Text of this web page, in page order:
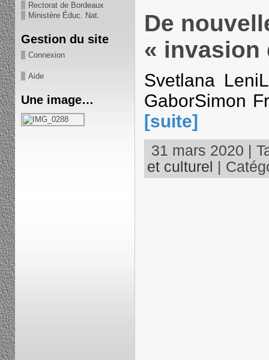
Rectorat de Bordeaux
Ministère Éduc. Nat.
Gestion du site
Connexion
Aide
Une image…
De
« invasion
Svetlana
GaborSimon
[suite]
31 mars 2020 |
et culturel |